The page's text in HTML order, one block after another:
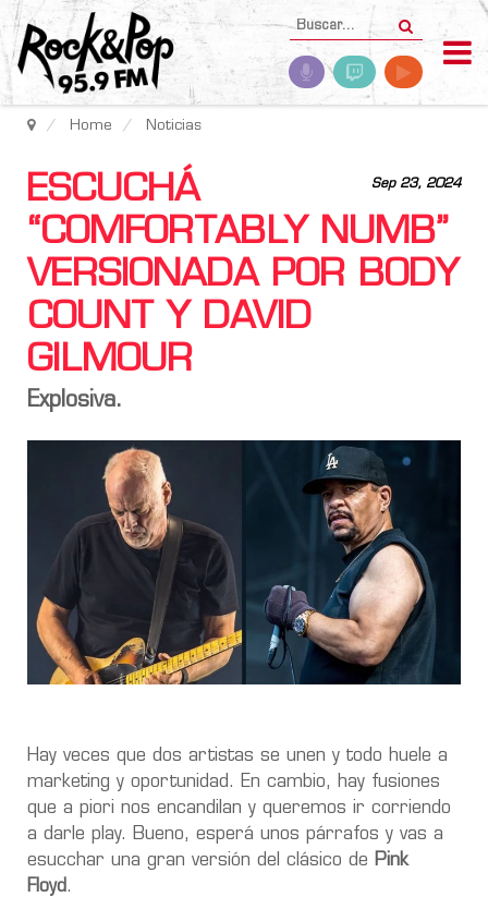
Home Noticias
Sep 23, 2024
ESCUCHÁ
“COMFORTABLY NUMB”
VERSIONADA POR BODY
COUNT Y DAVID
GILMOUR
Explosiva.
Hay veces que dos artistas se unen y todo huele a
marketing y oportunidad. En cambio, hay fusiones
que a piori nos encandilan y queremos ir corriendo
a darle play. Bueno, esperá unos párrafos y vas a
esucchar una gran versión del clásico de Pink
Floyd.